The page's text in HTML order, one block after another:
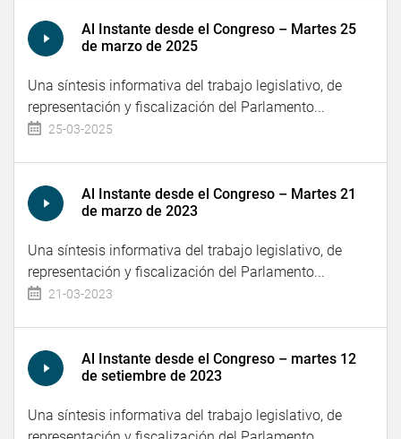
Al Instante desde el Congreso – Martes 25
de marzo de 2025
Una síntesis informativa del trabajo legislativo, de
representación y fiscalización del Parlamento...
25-03-2025
Al Instante desde el Congreso – Martes 21
de marzo de 2023
Una síntesis informativa del trabajo legislativo, de
representación y fiscalización del Parlamento...
21-03-2023
Al Instante desde el Congreso – martes 12
de setiembre de 2023
Una síntesis informativa del trabajo legislativo, de